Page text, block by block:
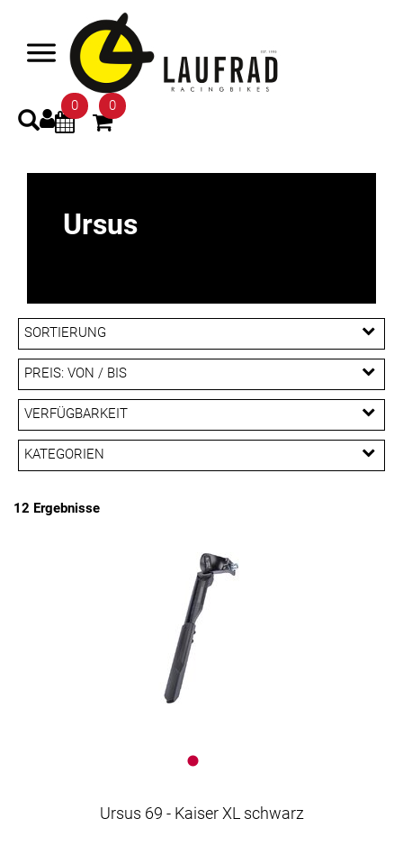
0 0
Ursus
SORTIERUNG
PREIS: VON / BIS
EUR
EUR
PREISFILTER ANWENDEN
VERFÜGBARKEIT
KATEGORIEN
12 Ergebnisse
Ursus 69 - Kaiser XL schwarz